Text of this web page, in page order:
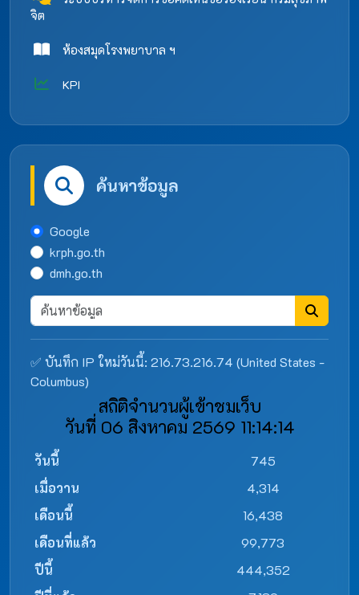
จิต
ห้องสมุดโรงพยาบาล ฯ
KPI
ค้นหาข้อมูล
Google
krph.go.th
dmh.go.th
✅ บันทึก IP ใหม่วันนี้: 216.73.216.74 (United States -
Columbus)
สถิติจำนวนผู้เข้าชมเว็บ
วันที่ 06 สิงหาคม 2569 11:14:14
วันนี้
745
เมื่อวาน
4,314
เดือนนี้
16,438
เดือนที่แล้ว
99,773
ปีนี้
444,352